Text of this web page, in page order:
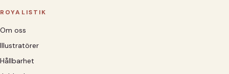
ROYALISTIK
Om oss
Illustratörer
Hållbarhet